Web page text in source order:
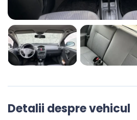
Detalii despre vehicul